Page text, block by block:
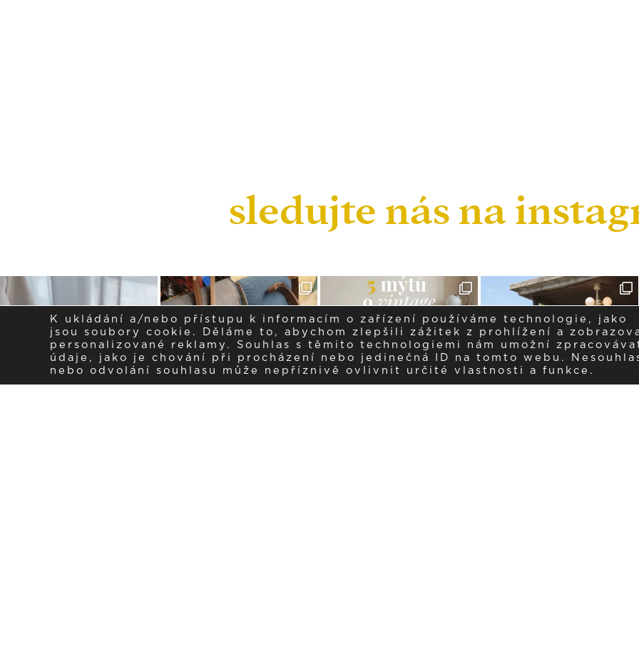
sledujte nás na
K ukládání a/nebo přístupu k informacím o zařízení používáme technologie, jako
jsou soubory cookie. Děláme to, abychom zlepšili zážitek z prohlížení a
personalizované reklamy. Souhlas s těmito technologiemi nám umožní
údaje, jako je chování při procházení nebo jedinečná ID na tomto webu.
nebo odvolání souhlasu může nepříznivě ovlivnit určité vlastnosti a funkce.